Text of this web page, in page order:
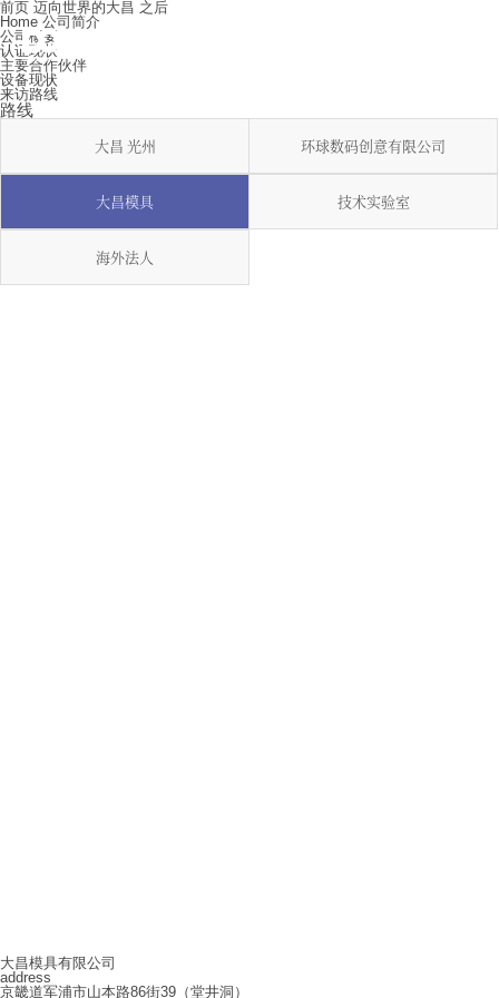
前页 迈向世界的大昌 之后
Home 公司简介
公司概要
认证现状
主要合作伙伴
设备现状
来访路线
路线
大昌 光州 环球数码创意有限公司
大昌模具 技术实验室
海外法人
大昌模具有限公司
address
京畿道军浦市山本路86街39（堂井洞）